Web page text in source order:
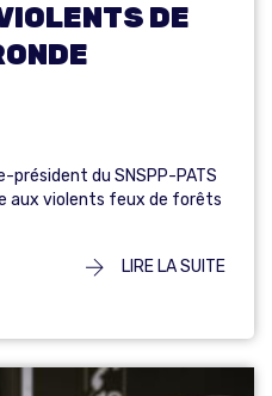
DE
président du SNSPP-PATS
aux violents feux de forêts
LIRE LA SUITE